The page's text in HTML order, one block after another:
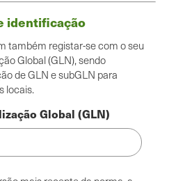
identificação
também registar-se com o seu
Global (GLN), sendo
de GLN e subGLN para
locais.
Global (GLN)